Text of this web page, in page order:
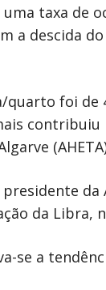
taxa de
a descida
quarto foi
contribuiu
da Libra,
se a